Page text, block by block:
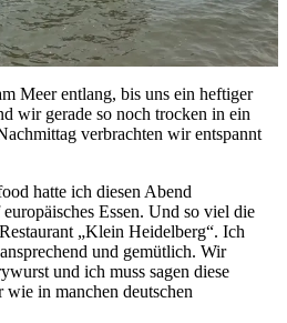
Meer entlang, bis uns ein heftiger
wir gerade so noch trocken in ein
verbrachten wir entspannt
hatte ich diesen Abend
Essen. Und so viel die
„Klein Heidelberg“. Ich
und gemütlich. Wir
und ich muss sagen diese
wie in manchen deutschen